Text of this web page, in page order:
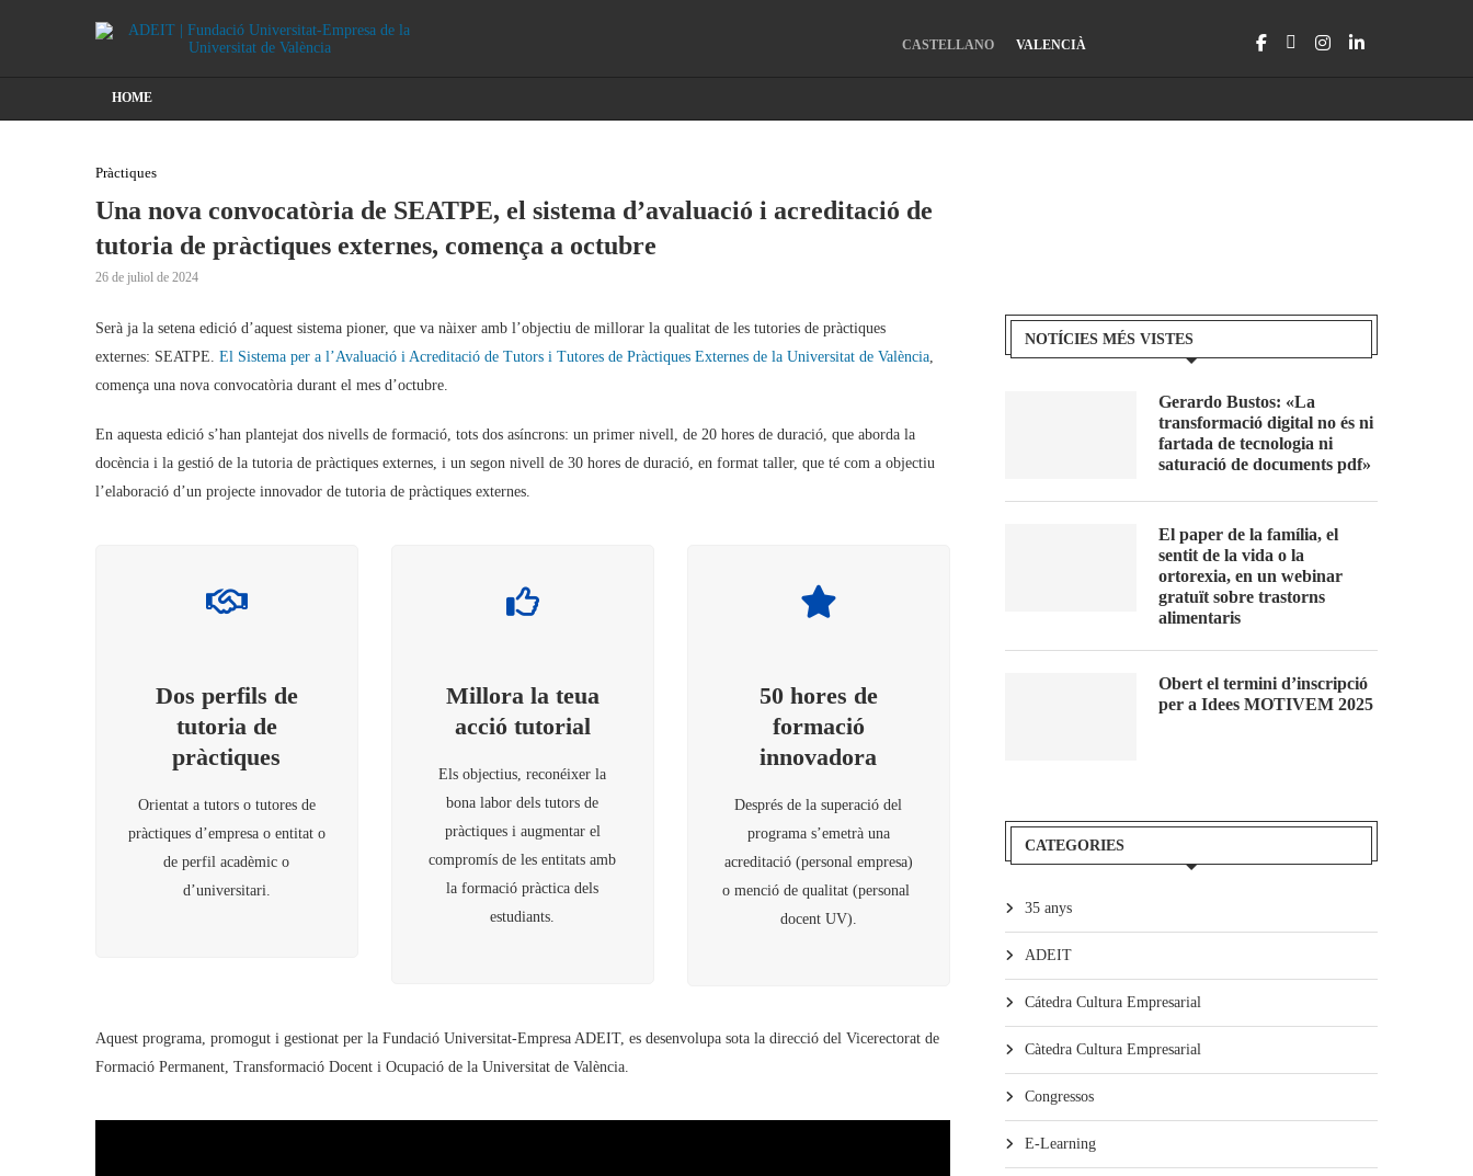
CASTELLANO VALENCIÀ
HOME
Pràctiques
Una nova convocatòria de SEATPE, el sistema d’avaluació i acreditació de
tutoria de pràctiques externes, comença a octubre
26 de juliol de 2024
Serà ja la setena edició d’aquest sistema pioner, que va nàixer amb l’objectiu de millorar la qualitat de les tutories de pràctiques
externes: SEATPE. El Sistema per a l’Avaluació i Acreditació de Tutors i Tutores de Pràctiques Externes de la Universitat de València,
comença una nova convocatòria durant el mes d’octubre.
En aquesta edició s’han plantejat dos nivells de formació, tots dos asíncrons: un primer nivell, de 20 hores de duració, que aborda la
docència i la gestió de la tutoria de pràctiques externes, i un segon nivell de 30 hores de duració, en format taller, que té com a objectiu
l’elaboració d’un projecte innovador de tutoria de pràctiques externes.
Dos perfils de
tutoria de
pràctiques
Orientat a tutors o tutores de
pràctiques d’empresa o entitat o
de perfil acadèmic o
d’universitari.
Millora la teua
acció tutorial
Els objectius, reconéixer la
bona labor dels tutors de
pràctiques i augmentar el
compromís de les entitats amb
la formació pràctica dels
estudiants.
50 hores de
formació
innovadora
Després de la superació del
programa s’emetrà una
acreditació (personal empresa)
o menció de qualitat (personal
docent UV).
Aquest programa, promogut i gestionat per la Fundació Universitat-Empresa ADEIT, es desenvolupa sota la direcció del Vicerectorat de
Formació Permanent, Transformació Docent i Ocupació de la Universitat de València.
NOTÍCIES MÉS VISTES
Gerardo Bustos: «La
transformació digital no és ni
fartada de tecnologia ni
saturació de documents pdf»
El paper de la família, el
sentit de la vida o la
ortorexia, en un webinar
gratuït sobre trastorns
alimentaris
Obert el termini d’inscripció
per a Idees MOTIVEM 2025
CATEGORIES
35 anys
ADEIT
Cátedra Cultura Empresarial
Càtedra Cultura Empresarial
Congressos
E-Learning